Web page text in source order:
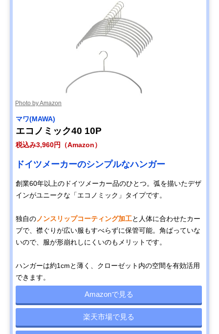
Photo by Amazon
マワ(MAWA)
エコノミック40 10P
税込み3,960円（Amazon）
ドイツメーカーのシンプルなハンガー
創業60年以上のドイツメーカー品のひとつ。弧を描いたデザ
インがユニークな「エコノミック」タイプです。
独自のノンスリップコーティング加工と人体に合わせたカー
ブで、襟ぐりが広い服もすべらずに保管可能。角ばっていな
いので、服が形崩れしにくいのもメリットです。
ハンガーは約1cmと薄く、クローゼット内の空間を有効活用
できます。
Amazonで見る
楽天市場で見る